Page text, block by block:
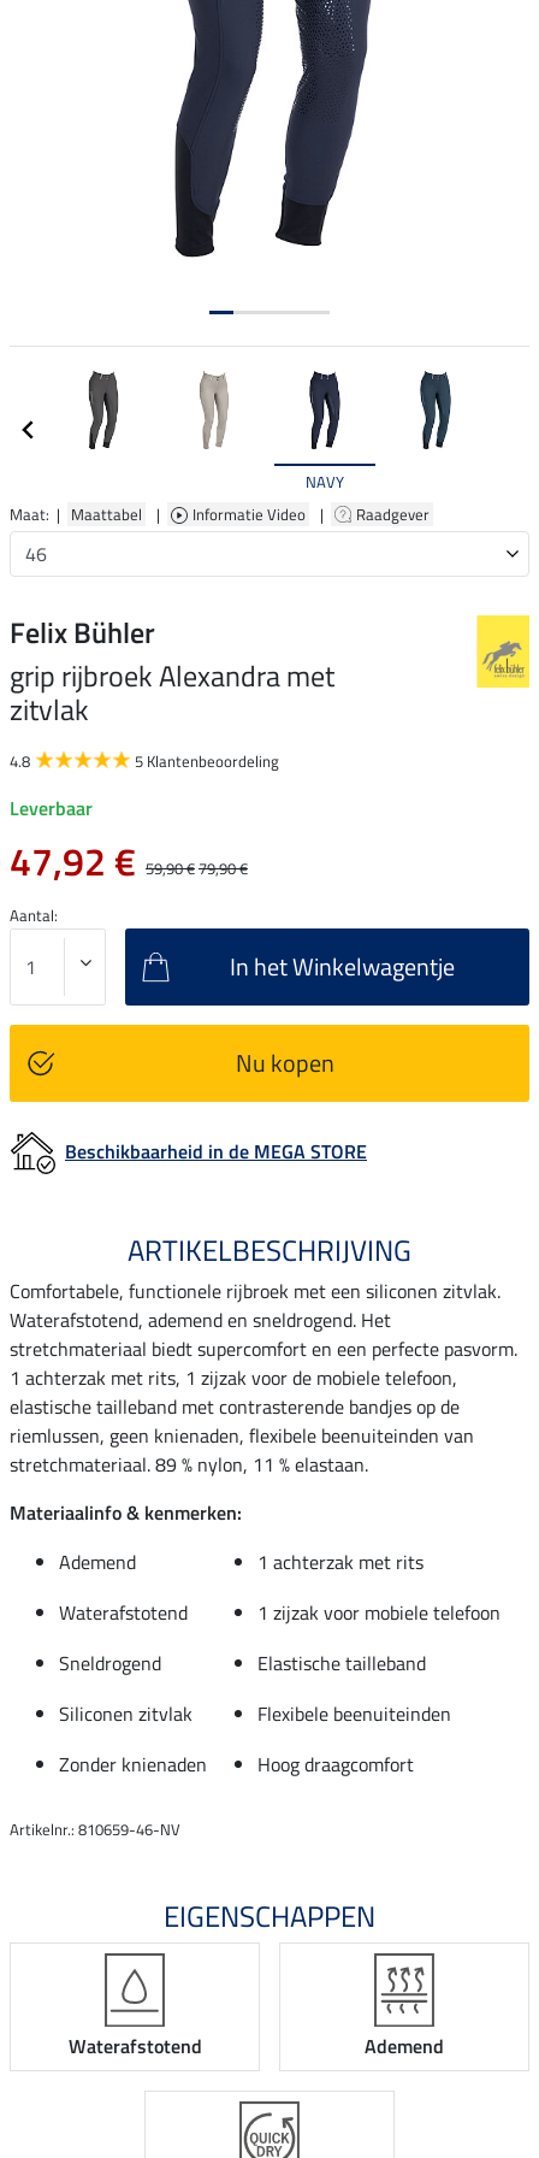
NAVY
Maat: | Maattabel | Informatie Video | Raadgever
Felix Bühler
grip rijbroek Alexandra met
zitvlak
4.8 5 Klantenbeoordeling
Leverbaar
47,92 € 59,90 €79,90 €
Aantal:
In het Winkelwagentje
Nu kopen
Beschikbaarheid in de MEGA STORE
ARTIKELBESCHRIJVING
Comfortabele, functionele rijbroek met een siliconen zitvlak.
Waterafstotend, ademend en sneldrogend. Het
stretchmateriaal biedt supercomfort en een perfecte pasvorm.
1 achterzak met rits, 1 zijzak voor de mobiele telefoon,
elastische tailleband met contrasterende bandjes op de
riemlussen, geen knienaden, flexibele beenuiteinden van
stretchmateriaal. 89 % nylon, 11 % elastaan.
Materiaalinfo & kenmerken:
Ademend
1 achterzak met rits
Waterafstotend
1 zijzak voor mobiele telefoon
Sneldrogend
Elastische tailleband
Siliconen zitvlak
Flexibele beenuiteinden
Zonder knienaden
Hoog draagcomfort
Artikelnr.: 810659-46-NV
EIGENSCHAPPEN
Waterafstotend Ademend